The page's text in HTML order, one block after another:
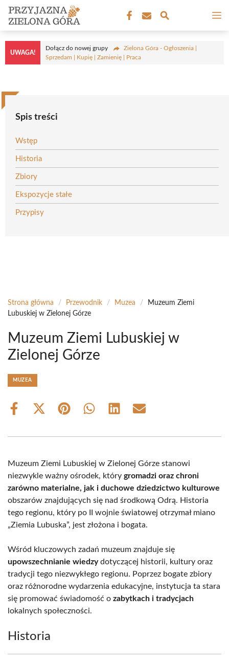
Przejdź
treści
UWAGA!
Dołącz do nowej grupy
Zielona Góra - Ogłoszenia |
Sprzedam | Kupię | Zamienię | Praca
Spis treści
Wstęp
Historia
Zbiory
Ekspozycje stałe
Przypisy
Strona główna / Przewodnik / Muzea /
Muzeum Ziemi
Lubuskiej w Zielonej Górze
Muzeum Ziemi Lubuskiej w
Zielonej Górze
MUZEA
Share
Share
(Twitter)
Share Share Share Share
Muzeum Ziemi Lubuskiej w Zielonej Górze stanowi
niezwykle ważny ośrodek, który gromadzi oraz chroni
zarówno materialne, jak i duchowe dziedzictwo kulturowe
obszarów znajdujących się nad środkową Odrą. Historia
tego regionu, który po II wojnie światowej otrzymał miano
„Ziemia Lubuska”, jest złożona i bogata.
Wśród kluczowych zadań muzeum znajduje się
upowszechnianie wiedzydotyczącej historii, kultury oraz
tradycji tego niezwykłego regionu. Poprzez bogate zbiory
oraz różnorodne wydarzenia edukacyjne, instytucja ta stara
się promować świadomość o zabytkach i tradycjach
lokalnych społeczności.
Historia